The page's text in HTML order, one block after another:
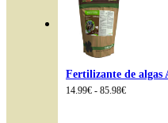
Fertilizante de algas
14.99€ - 85.98€Intervalo